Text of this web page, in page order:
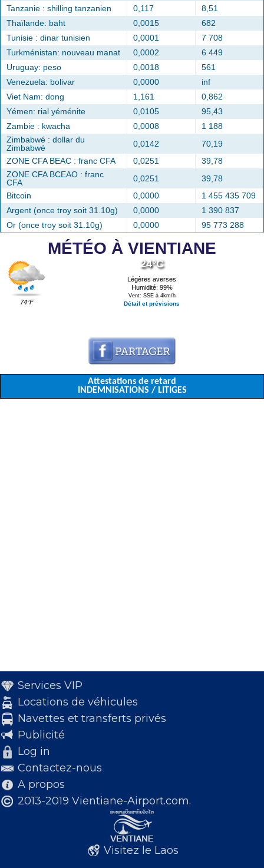
Tanzanie : shilling tanzanien
0,117
8,51
Thaïlande: baht
0,0015
682
Tunisie : dinar tunisien
0,0001
7 708
Turkménistan: nouveau manat
0,0002
6 449
Uruguay: peso
0,0018
561
Venezuela: bolivar
0,0000
inf
Viet Nam: dong
1,161
0,862
Yémen: rial yéménite
0,0105
95,43
Zambie : kwacha
0,0008
1 188
Zimbabwé : dollar du
Zimbabwé
0,0142
70,19
ZONE CFA BEAC : franc CFA
0,0251
39,78
ZONE CFA BCEAO : franc
CFA
0,0251
39,78
Bitcoin
0,0000
1 455 435 709
Argent (once troy soit 31.10g)
0,0000
1 390 837
Or (once troy soit 31.10g)
0,0000 95 773 288
MÉTÉO À VIENTIANE
74°F
24°C
Légères averses
Humidité: 99%
Vent: SSE à 4km/h
Détail et prévisions
Attestations de retard
INDEMNISATIONS / LITIGES
Services VIP
Locations de véhicules
Navettes et transferts privés
Publicité
Log in
Contactez-nous
A propos
2013-2019 Vientiane-Airport.com.
Visitez le Laos